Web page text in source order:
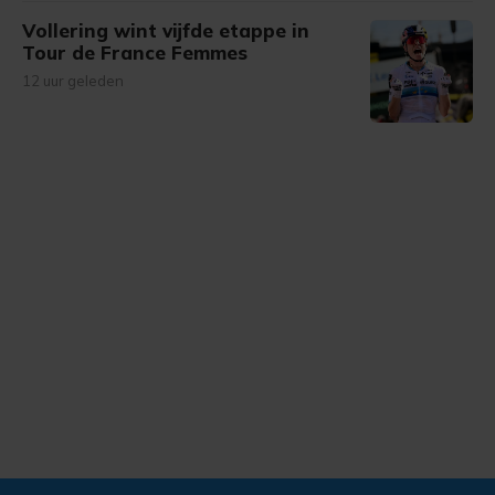
Vollering wint vijfde etappe in
Tour de France Femmes
12 uur geleden